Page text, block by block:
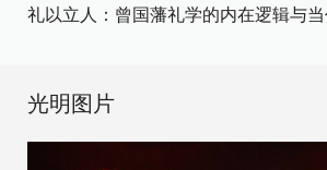
礼以立人：曾国藩礼学的内在逻辑与
光明图片